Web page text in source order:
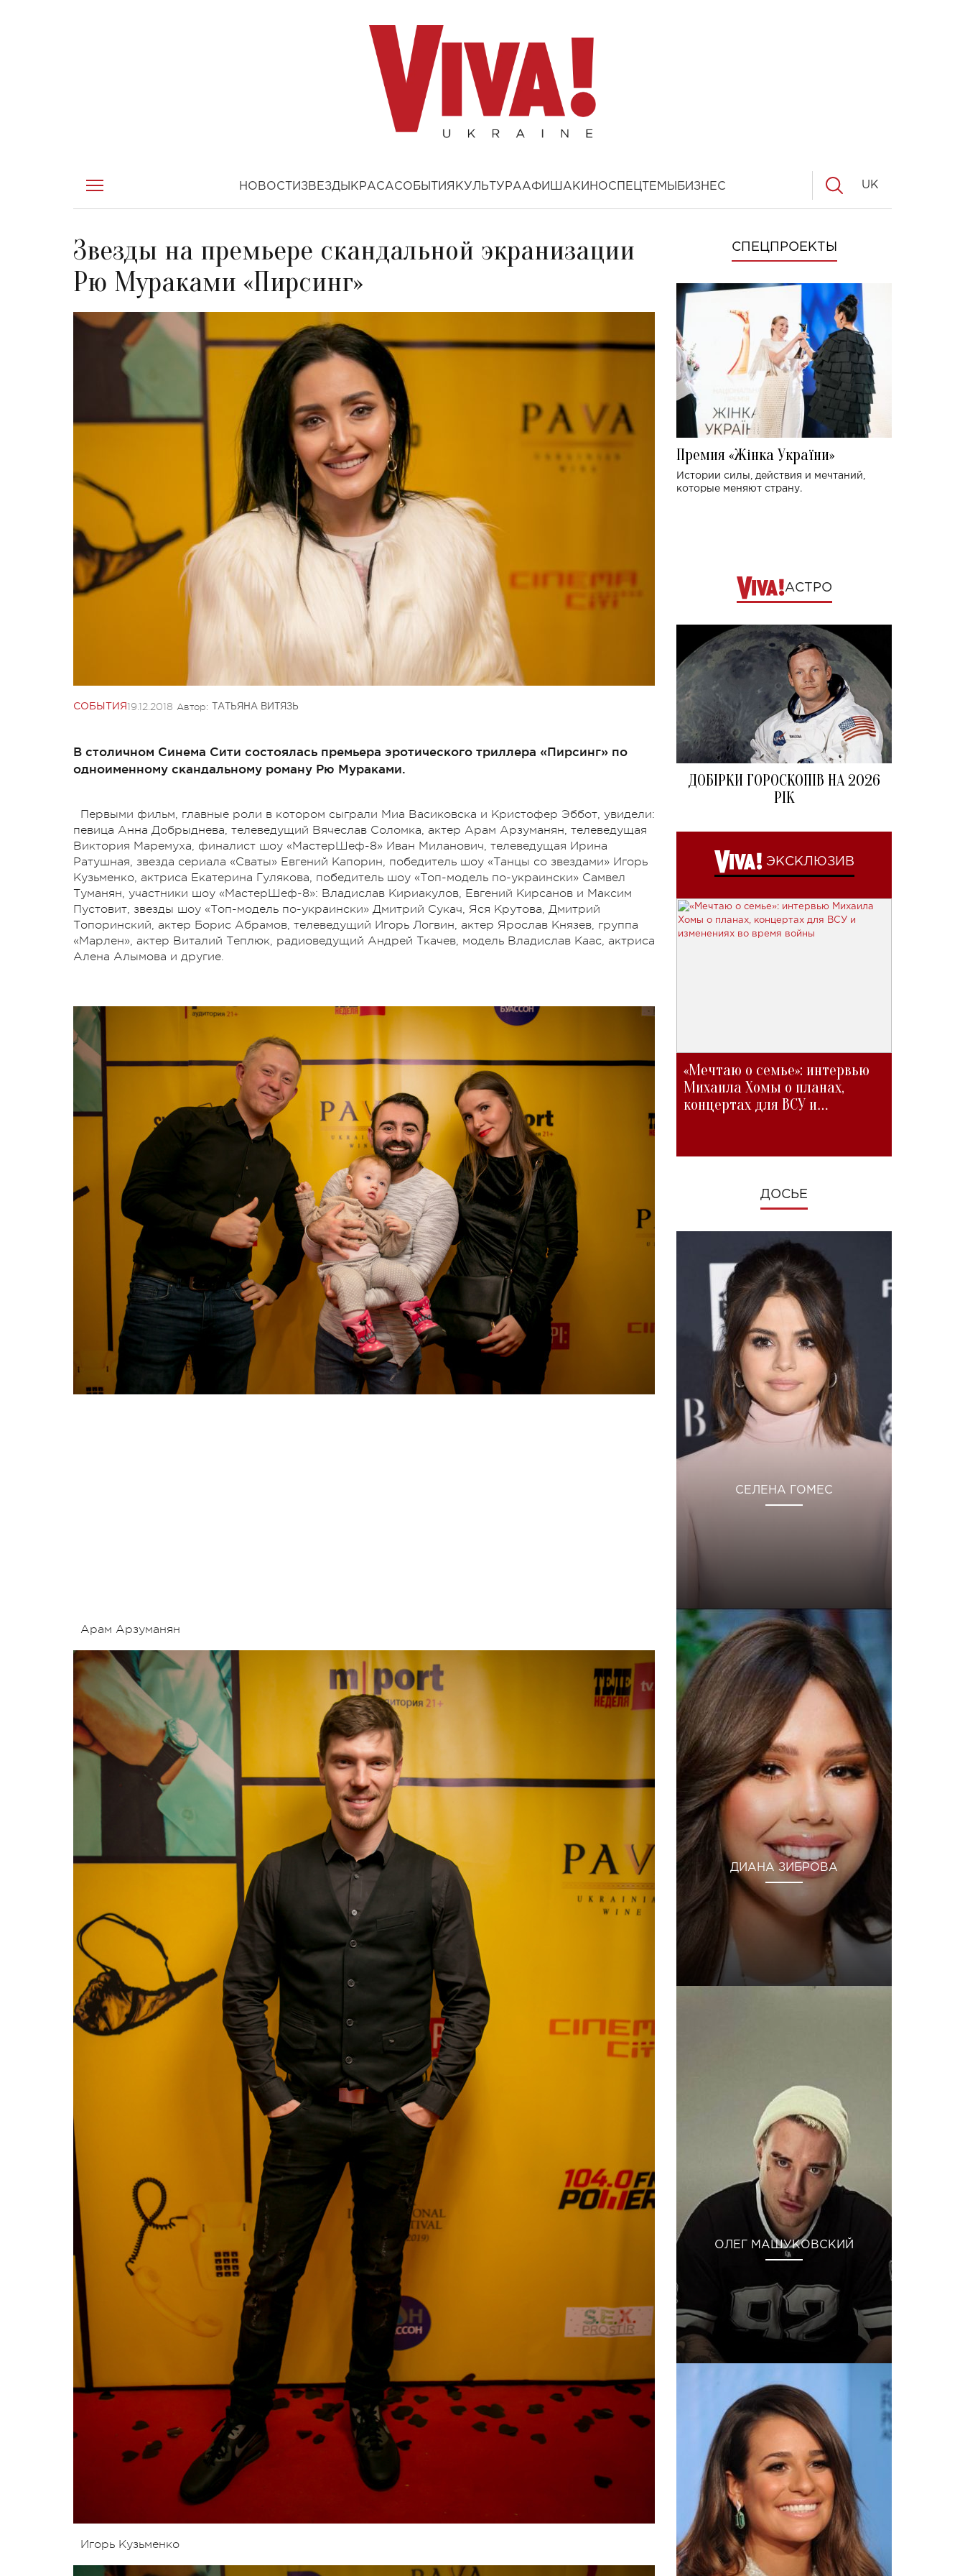
НОВОСТИ ЗВЕЗДЫ КРАСАСОБЫТИЯ КУЛЬТУРААФИША КИНОСПЕЦТЕМЫ БИЗНЕС UK
Звезды на премьере скандальной экранизации
Рю Мураками «Пирсинг»
СОБЫТИЯ 19.12.2018 Автор: ТАТЬЯНА ВИТЯЗЬ
В столичном Синема Сити состоялась премьера эротического триллера «Пирсинг» по
одноименному скандальному роману Рю Мураками.
Первыми фильм, главные роли в котором сыграли Миа Васиковска и Кристофер Эббот, увидели:
певица Анна Добрыднева, телеведущий Вячеслав Соломка, актер Арам Арзуманян, телеведущая
Виктория Маремуха, финалист шоу «МастерШеф-8» Иван Миланович, телеведущая Ирина
Ратушная, звезда сериала «Сваты» Евгений Капорин, победитель шоу «Танцы со звездами» Игорь
Кузьменко, актриса Екатерина Гулякова, победитель шоу «Топ-модель по-украински» Самвел
Туманян, участники шоу «МастерШеф-8»: Владислав Кириакулов, Евгений Кирсанов и Максим
Пустовит, звезды шоу «Топ-модель по-украински» Дмитрий Сукач, Яся Крутова, Дмитрий
Топоринский, актер Борис Абрамов, телеведущий Игорь Логвин, актер Ярослав Князев, группа
«Марлен», актер Виталий Теплюк, радиоведущий Андрей Ткачев, модель Владислав Каас, актриса
Алена Алымова и другие.
Арам Арзуманян
Игорь Кузьменко
СПЕЦПРОЕКТЫ
Премия «Жінка України»
Истории силы, действия и мечтаний,
которые меняют страну.
АСТРО
ДОБІРКИ ГОРОСКОПІВ НА 2026
РІК
ЭКСКЛЮЗИВ
«Мечтаю о семье»: интервью
Михаила Хомы о планах,
концертах для ВСУ и
ДОСЬЕ
СЕЛЕНА ГОМЕС
ДИАНА ЗИБРОВА
ОЛЕГ МАШУКОВСКИЙ